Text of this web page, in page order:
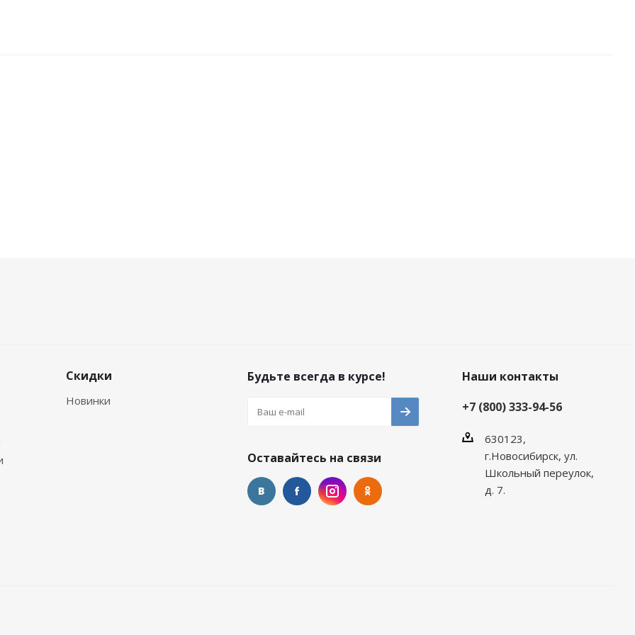
Скидки
Новинки
Будьте всегда в курсе!
Оставайтесь на связи
Наши контакты
+7 (800) 333-94-56
630123,
г.Новосибирск, ул.
Школьный переулок,
д. 7.